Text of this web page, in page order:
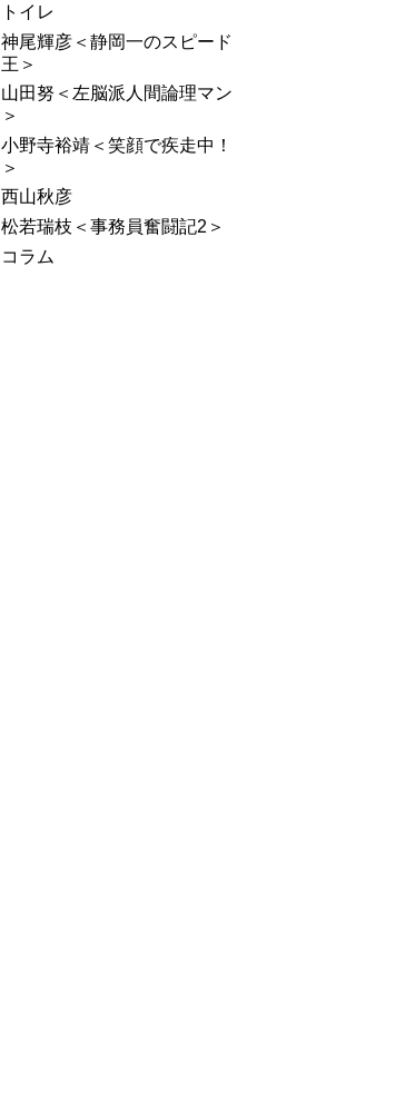
トイレ
神尾輝彦＜静岡一のスピード
王＞
山田努＜左脳派人間論理マン
＞
小野寺裕靖＜笑顔で疾走中！
＞
西山秋彦
松若瑞枝＜事務員奮闘記2＞
コラム